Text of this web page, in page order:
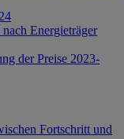
Energieträger
der Preise 2023-
Fortschritt und